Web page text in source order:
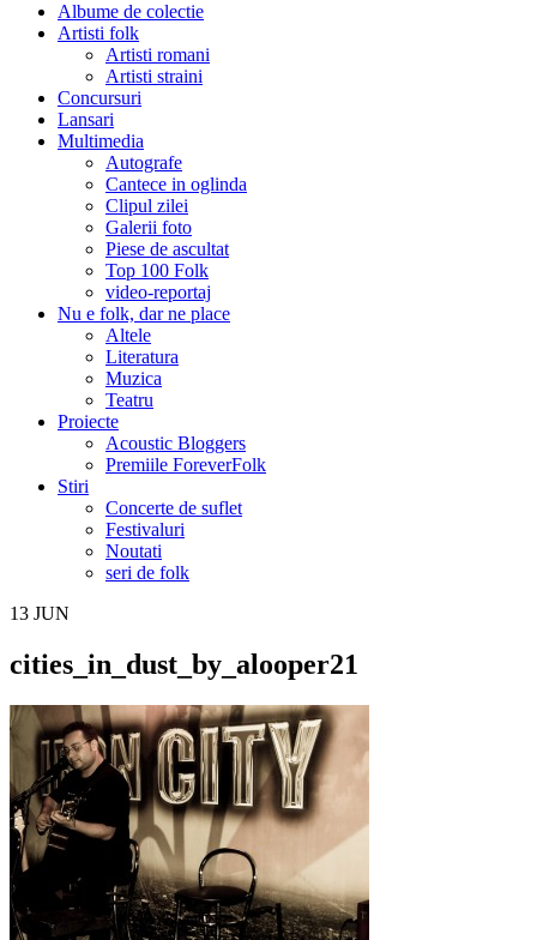
Albume de colectie
Artisti folk
Artisti romani
Artisti straini
Concursuri
Lansari
Multimedia
Autografe
Cantece in oglinda
Clipul zilei
Galerii foto
Piese de ascultat
Top 100 Folk
video-reportaj
Nu e folk, dar ne place
Altele
Literatura
Muzica
Teatru
Proiecte
Acoustic Bloggers
Premiile ForeverFolk
Stiri
Concerte de suflet
Festivaluri
Noutati
seri de folk
13 JUN
cities_in_dust_by_alooper21